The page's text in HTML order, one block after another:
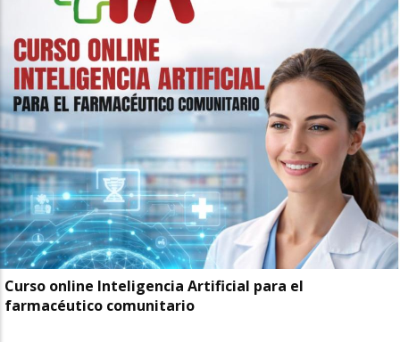
Curso online Inteligencia Artificial para el
farmacéutico comunitario